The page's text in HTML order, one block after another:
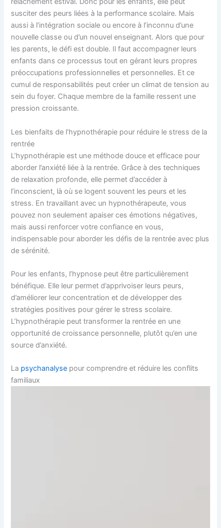
susciter des peurs liées à la performance scolaire. Mais
aussi à l’intégration sociale ou encore à l’inconnu d’une
nouvelle classe ou d’un nouvel enseignant. Alors que pour
les parents, le défi est double. Il faut accompagner leurs
enfants dans ce processus tout en gérant leurs propres
préoccupations professionnelles et personnelles. Et ce
cumul de responsabilités peut créer un climat de tension au
sein du foyer. Chaque membre de la famille ressent une
pression croissante.
Les bienfaits de l’hypnothérapie pour réduire le stress de la
rentrée
L’hypnothérapie est une méthode douce et efficace pour
aborder l’anxiété liée à la rentrée. Grâce à des techniques
de relaxation profonde, elle permet d’accéder à
l’inconscient, là où se logent souvent les peurs et les
stress. En travaillant avec un hypnothérapeute, vous
pouvez non seulement apaiser ces émotions négatives,
mais aussi renforcer votre confiance en vous,
indispensable pour aborder les défis de la rentrée avec plus
de sérénité.
Pour les enfants, l’hypnose peut être particulièrement
bénéfique. Elle leur permet d’apprivoiser leurs peurs,
d’améliorer leur concentration et de développer des
stratégies positives pour gérer le stress scolaire.
L’hypnothérapie peut transformer la rentrée en une
opportunité de croissance personnelle, plutôt qu’en une
source d’anxiété.
La psychanalyse pour comprendre et réduire les conflits
familiaux